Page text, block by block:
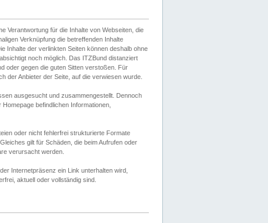
Verantwortung für die Inhalte von Webseiten, die
Verknüpfung die betreffenden Inhalte
Inhalte der verlinkten Seiten können deshalb ohne
noch möglich. Das ITZBund distanziert
oder gegen die guten Sitten verstoßen. Für
der Anbieter der Seite, auf die verwiesen wurde.
ausgesucht und zusammengestellt. Dennoch
befindlichen Informationen,
oder nicht fehlerfrei strukturierte Formate
gilt für Schäden, die beim Aufrufen oder
verursacht werden.
Internetpräsenz ein Link unterhalten wird,
aktuell oder vollständig sind.